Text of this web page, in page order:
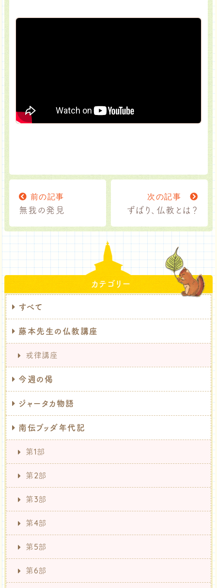
前の記事
無我の発見
次の記事
ずばり、仏教とは？
カテゴリー
すべて
藤本先生の仏教講座
戒律講座
今週の偈
ジャータカ物語
南伝ブッダ年代記
第1部
第2部
第3部
第4部
第5部
第6部